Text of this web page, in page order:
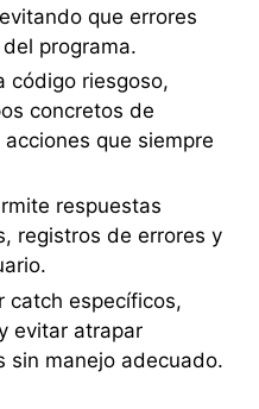
que errores
programa.
código riesgoso,
concretos de
que siempre
respuestas
registros de errores y
catch específicos,
evitar atrapar
sin manejo adecuado.